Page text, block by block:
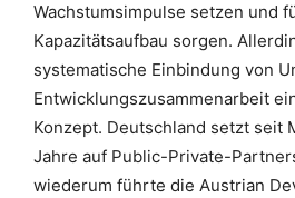
Wachstumsimpulse setzen und
Kapazitätsaufbau sorgen.
systematische Einbindung von
Entwicklungszusammenarbeit
Konzept. Deutschland setzt seit
Jahre auf Public-Private-
wiederum führte die Austrian